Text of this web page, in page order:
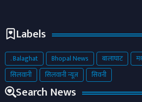
Labels
. Balaghat Bhopal News बालाघाट
सिलवानी
सिलवानी न्यूज़ सिवनी
Search News